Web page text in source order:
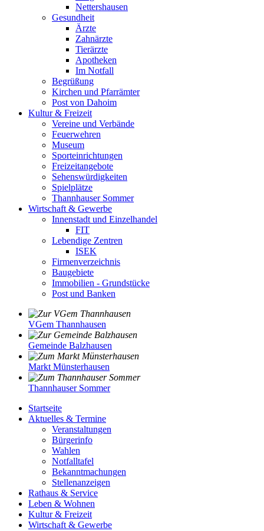
Nettershausen
Gesundheit
Ärzte
Zahnärzte
Tierärzte
Apotheken
Im Notfall
Begrüßung
Kirchen und Pfarrämter
Post von Dahoim
Kultur & Freizeit
Vereine und Verbände
Feuerwehren
Museum
Sporteinrichtungen
Freizeitangebote
Sehenswürdigkeiten
Spielplätze
Thannhauser Sommer
Wirtschaft & Gewerbe
Innenstadt und Einzelhandel
FIT
Lebendige Zentren
ISEK
Firmenverzeichnis
Baugebiete
Immobilien - Grundstücke
Post und Banken
VGem Thannhausen
Gemeinde Balzhausen
Markt Münsterhausen
Thannhauser Sommer
Startseite
Aktuelles & Termine
Veranstaltungen
Bürgerinfo
Wahlen
Notfalltafel
Bekanntmachungen
Stellenanzeigen
Rathaus & Service
Leben & Wohnen
Kultur & Freizeit
Wirtschaft & Gewerbe